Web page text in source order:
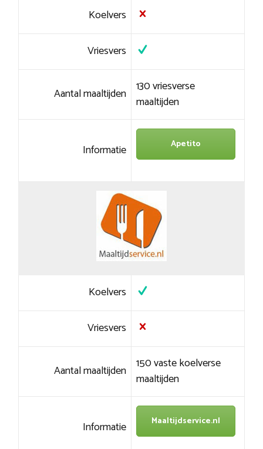
Koelvers
Vriesvers
Aantal maaltijden 130 vriesverse
maaltijden
Informatie Apetito
Koelvers
Vriesvers
Aantal maaltijden 150 vaste koelverse
maaltijden
Informatie Maaltijdservice.nl